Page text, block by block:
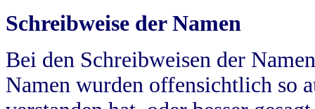
Schreibweise der Namen
Bei den Schreibweisen der
Namen wurden offensichtlich so